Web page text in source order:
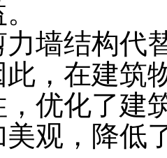
力墙结构代
此，在建筑
，优化了建
美观，降低